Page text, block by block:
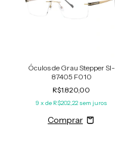
Óculos de Grau Stepper SI-
87405 F010
R$1.820,00
9 x de R$202,22 sem juros